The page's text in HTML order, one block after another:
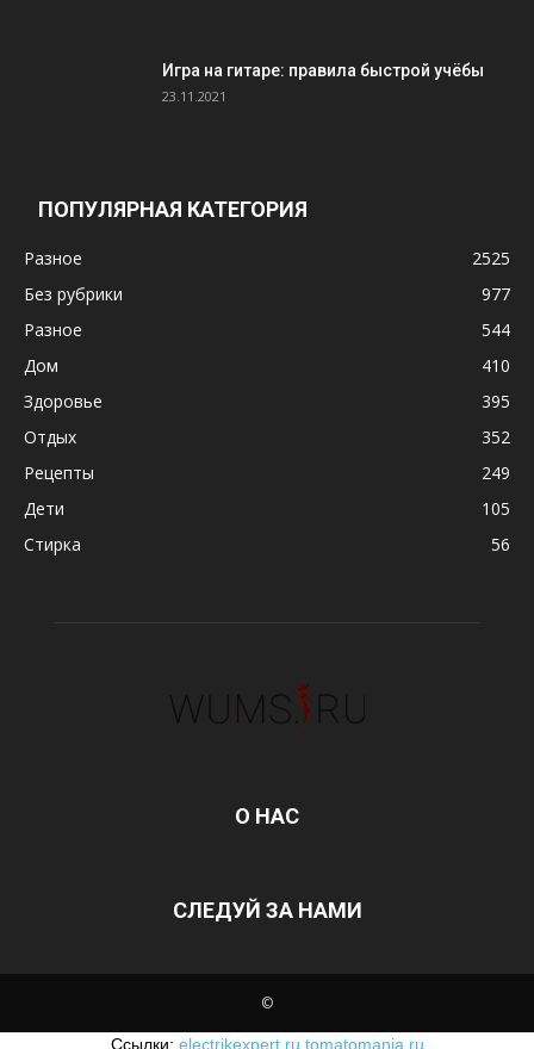
Игра на гитаре: правила быстрой учёбы
23.11.2021
ПОПУЛЯРНАЯ КАТЕГОРИЯ
Разное
2525
Без рубрики
977
Разное
544
Дом
410
Здоровье
395
Отдых
352
Рецепты
249
Дети
105
Стирка
56
О НАС
СЛЕДУЙ ЗА НАМИ
©
Ссылки: electrikexpert.ru tomatomania.ru